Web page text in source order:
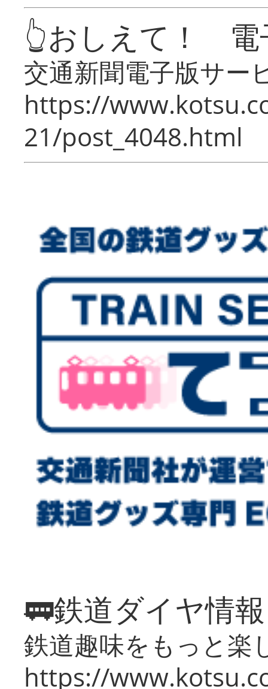
👆おしえて！ 電
交通新聞電子版サー
https://
21/post_4048.html
🚃鉄道ダイヤ情
鉄道趣味をもっと楽
https://